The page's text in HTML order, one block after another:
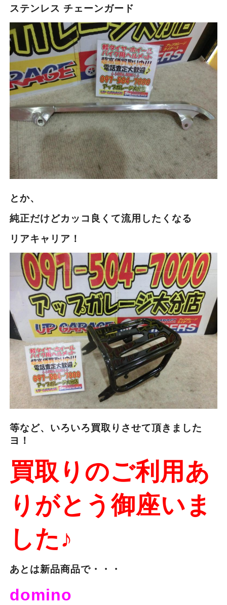
ステンレス チェーンガード
とか、
純正だけどカッコ良くて流用したくなる
リアキャリア！
等など、いろいろ買取りさせて頂きました
ヨ！
買取りのご利用あ
りがとう御座いま
した♪
あとは新品商品で・・・
domino